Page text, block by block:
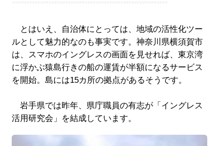
とはいえ、自治体にとっては、地域の活性化ツー
ルとして魅力的なのも事実です。神奈川県横須賀市
は、スマホのイングレスの画面を見せれば、東京湾
に浮かぶ猿島行きの船の運賃が半額になるサービス
を開始。島には15カ所の拠点があるそうです。
岩手県では昨年、県庁職員の有志が「イングレス
活用研究会」を結成しています。